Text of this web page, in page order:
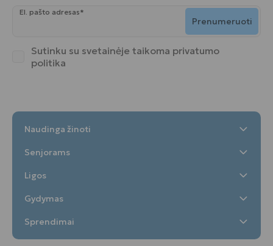
Prenumeruoti
El. pašto adresas*
Sutinku su svetainėje taikoma privatumo
politika
Naudinga žinoti
Senjorams
Ligos
Gydymas
Sprendimai